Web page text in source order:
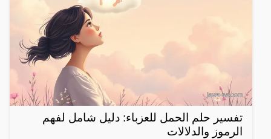
تفسير حلم الحمل للعزباء: دليل شامل لفهم
الرموز والدلالات